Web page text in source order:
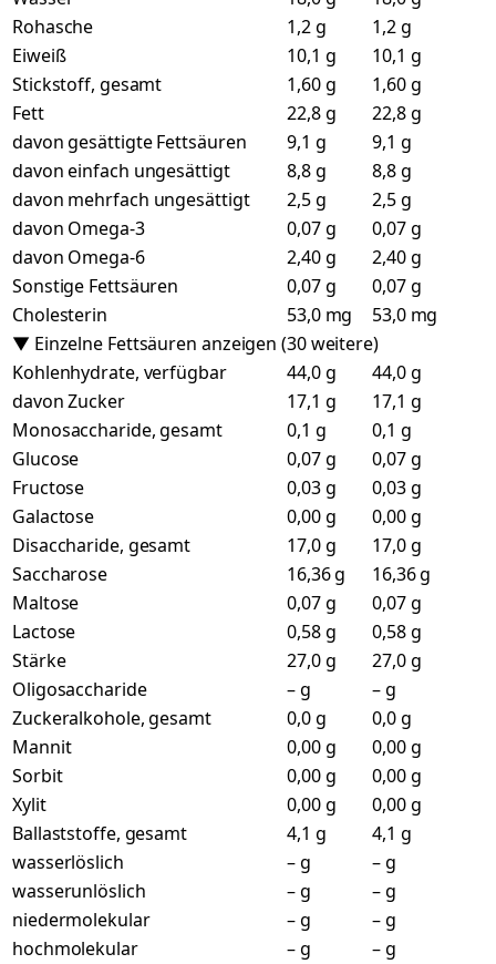
Rohasche
1,2 g
1,2 g
Eiweiß
10,1 g
10,1 g
Stickstoff, gesamt
1,60 g
1,60 g
Fett
22,8 g
22,8 g
davon gesättigte Fettsäuren
9,1 g
9,1 g
davon einfach ungesättigt
8,8 g
8,8 g
davon mehrfach ungesättigt
2,5 g
2,5 g
davon Omega-3
0,07 g
0,07 g
davon Omega-6
2,40 g
2,40 g
Sonstige Fettsäuren
0,07 g
0,07 g
Cholesterin
53,0 mg
53,0 mg
▼ Einzelne Fettsäuren anzeigen (30 weitere)
Kohlenhydrate, verfügbar
44,0 g
44,0 g
davon Zucker
17,1 g
17,1 g
Monosaccharide, gesamt
0,1 g
0,1 g
Glucose
0,07 g
0,07 g
Fructose
0,03 g
0,03 g
Galactose
0,00 g
0,00 g
Disaccharide, gesamt
17,0 g
17,0 g
Saccharose
16,36 g
16,36 g
Maltose
0,07 g
0,07 g
Lactose
0,58 g
0,58 g
Stärke
27,0 g
27,0 g
Oligosaccharide
– g
– g
Zuckeralkohole, gesamt
0,0 g
0,0 g
Mannit
0,00 g
0,00 g
Sorbit
0,00 g
0,00 g
Xylit
0,00 g
0,00 g
Ballaststoffe, gesamt
4,1 g
4,1 g
wasserlöslich
– g
– g
wasserunlöslich
– g
– g
niedermolekular
– g
– g
hochmolekular
– g
– g